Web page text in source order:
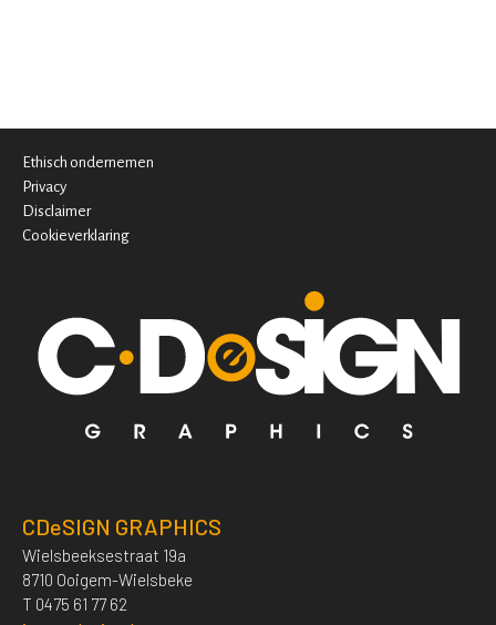
Ethisch ondernemen
Privacy
Disclaimer
Cookieverklaring
CDeSIGN GRAPHICS
Wielsbeeksestraat 19a
8710 Ooigem-Wielsbeke
T 0475 61 77 62